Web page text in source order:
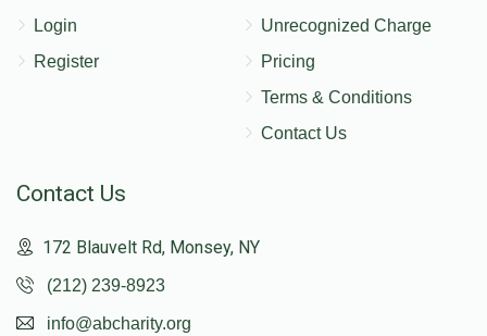
Login
Register
Unrecognized Charge
Pricing
Terms & Conditions
Contact Us
Contact Us
172 Blauvelt Rd, Monsey, NY
(212) 239-8923
info@abcharity.org